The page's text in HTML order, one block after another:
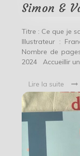
Simon &
Titre : Ce que je
Illustrateur :
Nombre de
2024 Accueillir
Lire la suite